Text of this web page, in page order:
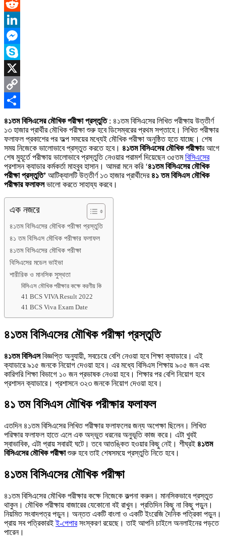
WhatsApp
Reddit
LinkedIn
Messenger
Skype
X
Copy
Share
৪১তম বিসিএসের মৌখিক পরীক্ষা প্রস্তুতি: ৪১তম বিসিএসের লিখিত পরীক্ষায় উত্তীর্ণ
১৩ হাজার প্রার্থীর মৌখিক পরীক্ষা শুরু হবে ডিসেম্বরের প্রথম সপ্তাহে। লিখিত পরীক্ষার
ফলাফল প্রকাশের পর অল্প সময়ের মধ্যেই মৌখিক পরীক্ষা অনুষ্ঠিত হতে যাচ্ছে। শেষ
সময় নিজেকে ভালোভাবে প্রস্তুত করতে হবে। ৪১তম বিসিএসের মৌখিক পরীক্ষার আগে
শেষ মুহূর্তে পরীক্ষায় ভালোভাবে প্রস্তুতি নেওয়ার পরামর্শ দিয়েছেন ৩৫তমবিসিএসের
প্রশাসন ক্যাডার কর্মকর্তা মাহবুব হাসান। আমরা মনে করি ‘৪১তম বিসিএসের মৌখিক
পরীক্ষা প্রস্তুতি’ আটিক্যালটি উত্তীর্ণ ১৩ হাজার প্রার্থীদের ৪১ তম বিসিএস মৌখিক
পরীক্ষার ফলাফলভালো করতে সাহায্য করবে।
এক নজরে
৪১তম বিসিএসের মৌখিক পরীক্ষা প্রস্তুতি
৪১ তম বিসিএস মৌখিক পরীক্ষার ফলাফল
৪১তম বিসিএসের মৌখিক পরীক্ষা
বিসিএসের মডেল ভাইভা
শারীরিক ও মানসিক সুস্থতা
বিসিএস মৌখিক পরীক্ষার কক্ষে করণীয় কি
41 BCS VIVA Result 2022
41 BCS Viva Exam Date
৪১তম বিসিএসের মৌখিক পরীক্ষা প্রস্তুতি
৪১তম বিসিএসবিজ্ঞপ্তি অনুযায়ী, সবচেয়ে বেশি নেওয়া হবে শিক্ষা ক্যাডারে। এই
ক্যাডারে ৯১৫ জনকে নিয়োগ দেওয়া হবে। এর মধ্যে বিসিএস শিক্ষায় ৯০৫ জন এবং
কারিগরি শিক্ষা বিভাগে ১০ জন প্রভাষক নেওয়া হবে। শিক্ষার পর বেশি নিয়োগ হবে
প্রশাসন ক্যাডারে। প্রশাসনে ৩২৩ জনকে নিয়োগ দেওয়া হবে।
৪১ তম বিসিএস মৌখিক পরীক্ষার ফলাফল
এতদিন ৪১তম বিসিএসের লিখিত পরীক্ষার ফলাফলের জন্য অপেক্ষা ছিলেন। লিখিত
পরিক্ষার ফলাফল হাতে এলে এক অদ্ভুত ধরনের অনুভূতি কাজ করে। এটা খুবই
স্বাভাবিক, এটা প্রায় সবারই ঘটে। তবে আতঙ্কিত হওয়ার কিছু নেই। শীঘ্রই ৪১তম
বিসিএসের মৌখিক পরীক্ষাশুরু হবে তাই শেষসময়ে প্রস্তুতি নিতে হবে।
৪১তম বিসিএসের মৌখিক পরীক্ষা
৪১তম বিসিএসের মৌখিক পরীক্ষার কক্ষে নিজেকে কল্পনা করুন। মানসিকভাবে প্রস্তুত
থাকুন। মৌখিক পরীক্ষায় বাজারের যেকোনো বই রাখুন। প্রতিদিন কিছু না কিছু পড়ুন।
নিয়মিত সংবাদপত্র পড়ুন। অন্তত একটি বাংলা ও একটি ইংরেজি দৈনিক পত্রিকা পড়ুন।
প্রায় সব পত্রিকারইই-পেপারসংস্করণ রয়েছে। তাই আপনি চাইলে অনলাইনের পড়তে
পারেন।